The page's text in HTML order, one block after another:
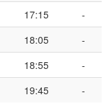
17:15
-
18:05
-
18:55
-
19:45 -